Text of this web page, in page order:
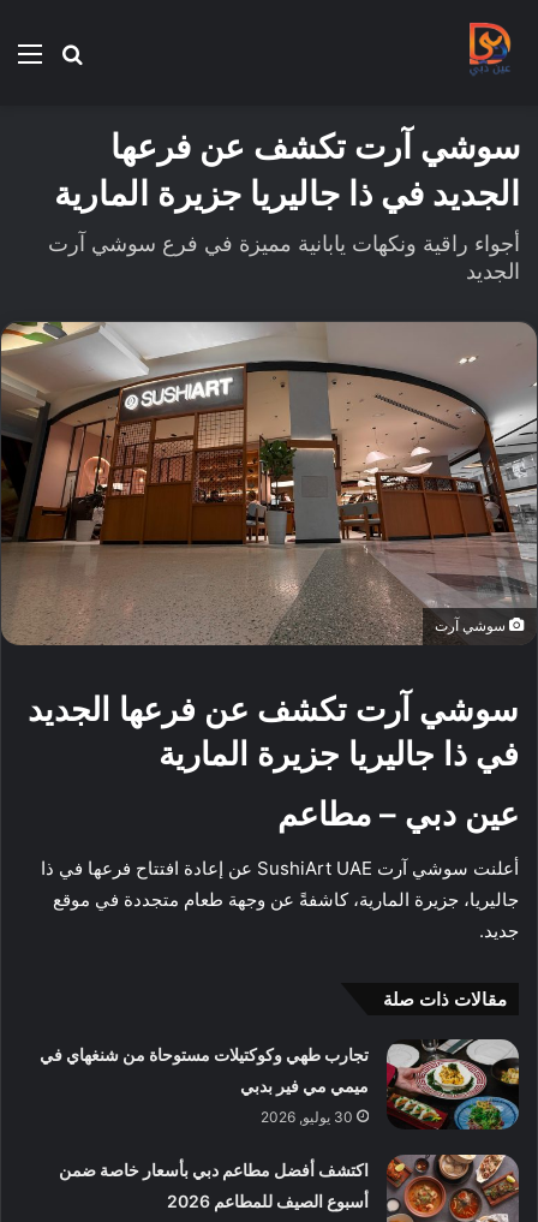
بحث
سوشي آرت تكشف عن فرعها
الجديد في ذا جاليريا جزيرة المارية
أجواء راقية ونكهات يابانية مميزة في فرع سوشي آرت
الجديد
سوشي آرت
سوشي آرت تكشف عن فرعها الجديد
في ذا جاليريا جزيرة المارية
عين دبي – مطاعم
أعلنت سوشي آرت SushiArt UAE عن إعادة افتتاح فرعها في ذا
جاليريا، جزيرة المارية، كاشفةً عن وجهة طعام متجددة في موقع
جديد.
مقالات ذات صلة
تجارب طهي وكوكتيلات مستوحاة من شنغهاي في
ميمي مي فير بدبي
30 يوليو, 2026
اكتشف أفضل مطاعم دبي بأسعار خاصة ضمن
أسبوع الصيف للمطاعم 2026